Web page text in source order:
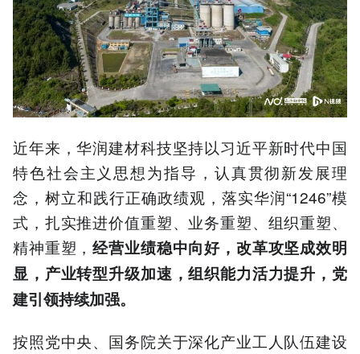
近年来，华润建材科技坚持以习近平新时代中国
特色社会主义思想为指导，认真贯彻新发展理
念，树立和践行正确政绩观，落实华润“1246”模
式，扎实推进价值重塑、业务重塑、组织重塑、
精神重塑，经营业绩稳中向好，改革攻坚成效明
显，产业转型升级加速，组织能力活力提升，党
建引领持续加强。
按照党中央、国务院关于深化产业工人队伍建设